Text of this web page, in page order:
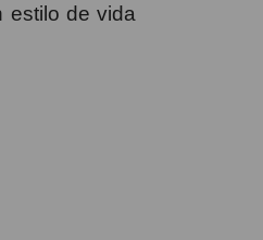
estilo de vida